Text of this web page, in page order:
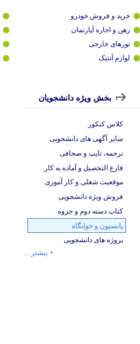
خرید و فروش خودرو
رهن و اجاره آپارتمان
تورهای خارجی
لوازم آنتیک
بخش ویژه دانشجویان
کلاس کنکور
سایر آگهی های دانشجویی
ترجمه، تایپ و صحافی
فارغ التحصیل و آماده به کار
موقعیت شغلی و کار آموزی
فروش ویژه دانشجویی
کتاب دسته دوم و جزوه
پانسیون و خوابگاه
پروژه های دانشجویی
+ بیشتر ...